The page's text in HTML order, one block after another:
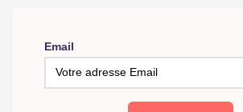
Email